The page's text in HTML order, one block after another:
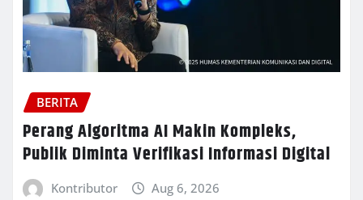
BERITA
Perang Algoritma AI Makin Kompleks,
Publik Diminta Verifikasi Informasi Digital
Kontributor Aug 6, 2026